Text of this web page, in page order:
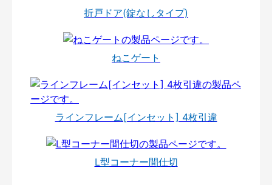
折戸ドア(錠なしタイプ)
ねこゲート
ラインフレーム[インセット] 4枚引違
L型コーナー間仕切